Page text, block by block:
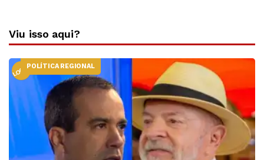
Viu isso aqui?
LOCALPOLÍTICA REGIONAL